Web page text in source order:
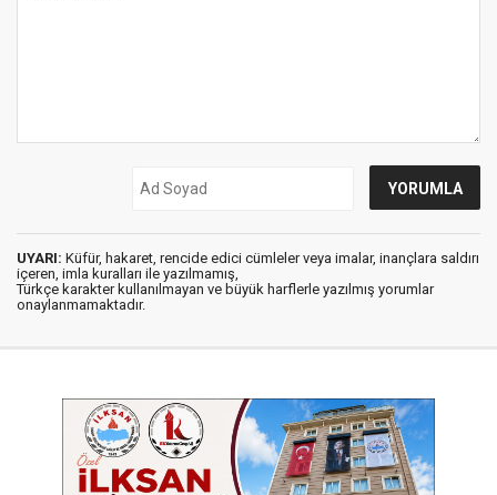
UYARI: Küfür, hakaret, rencide edici cümleler veya imalar, inançlara saldırı
içeren, imla kuralları ile yazılmamış,
Türkçe karakter kullanılmayan ve büyük harflerle yazılmış yorumlar
onaylanmamaktadır.